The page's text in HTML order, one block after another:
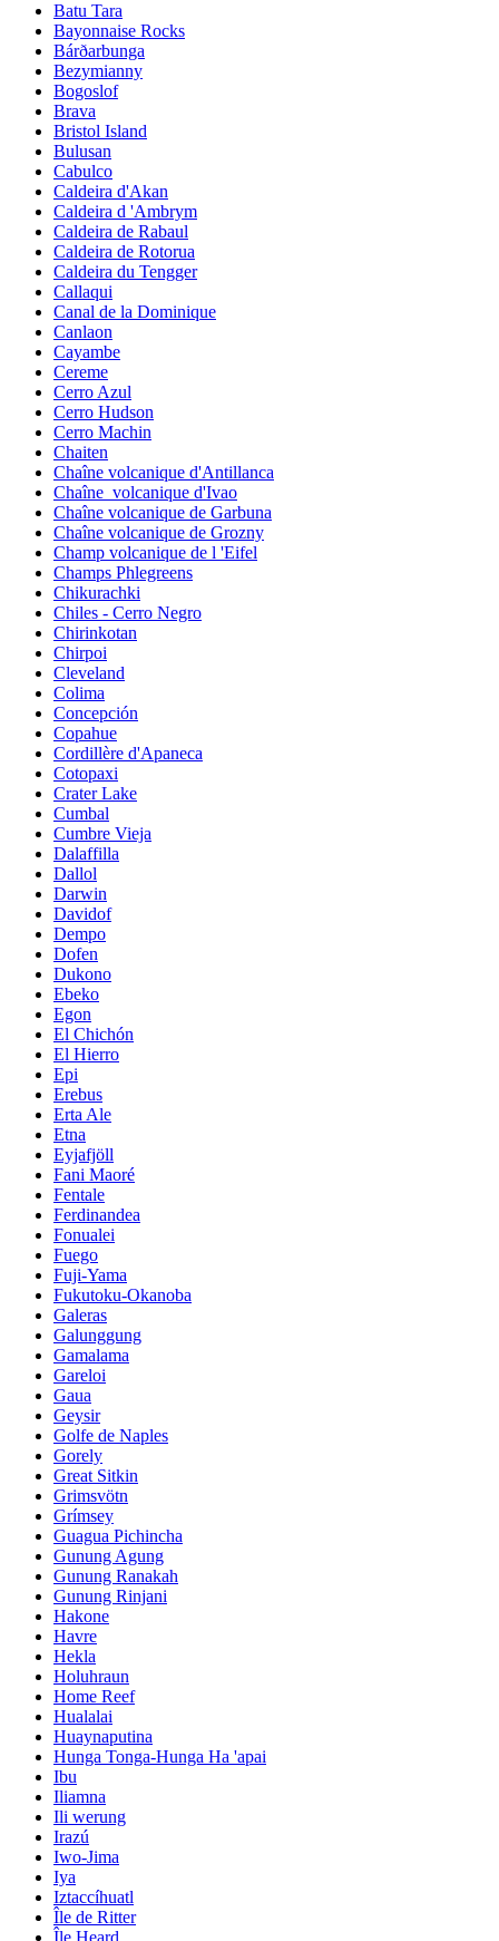
Batu Tara
Bayonnaise Rocks
Bárðarbunga
Bezymianny
Bogoslof
Brava
Bristol Island
Bulusan
Cabulco
Caldeira d'Akan
Caldeira d 'Ambrym
Caldeira de Rabaul
Caldeira de Rotorua
Caldeira du Tengger
Callaqui
Canal de la Dominique
Canlaon
Cayambe
Cereme
Cerro Azul
Cerro Hudson
Cerro Machin
Chaiten
Chaîne volcanique d'Antillanca
Chaîne_volcanique d'Ivao
Chaîne volcanique de Garbuna
Chaîne volcanique de Grozny
Champ volcanique de l 'Eifel
Champs Phlegreens
Chikurachki
Chiles - Cerro Negro
Chirinkotan
Chirpoi
Cleveland
Colima
Concepción
Copahue
Cordillère d'Apaneca
Cotopaxi
Crater Lake
Cumbal
Cumbre Vieja
Dalaffilla
Dallol
Darwin
Davidof
Dempo
Dofen
Dukono
Ebeko
Egon
El Chichón
El Hierro
Epi
Erebus
Erta Ale
Etna
Eyjafjöll
Fani Maoré
Fentale
Ferdinandea
Fonualei
Fuego
Fuji-Yama
Fukutoku-Okanoba
Galeras
Galunggung
Gamalama
Gareloi
Gaua
Geysir
Golfe de Naples
Gorely
Great Sitkin
Grimsvötn
Grímsey
Guagua Pichincha
Gunung Agung
Gunung Ranakah
Gunung Rinjani
Hakone
Havre
Hekla
Holuhraun
Home Reef
Hualalai
Huaynaputina
Hunga Tonga-Hunga Ha 'apai
Ibu
Iliamna
Ili werung
Irazú
Iwo-Jima
Iya
Iztaccíhuatl
Île de Ritter